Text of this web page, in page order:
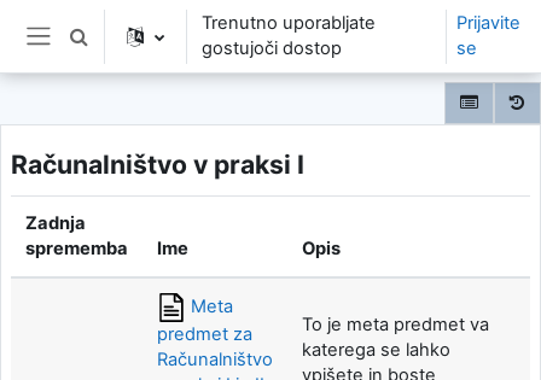
Preskoči na glavno vsebino
Stransko polje
Preklopi iskalni vnos
Trenutno uporabljate
gostujoči dostop
Prijavite
se
Računalništvo v praksi I
Zadnja
sprememba
Ime Opis
Meta
predmet za
Računalništvo
To je meta predmet va
katerega se lahko
vpišete in boste